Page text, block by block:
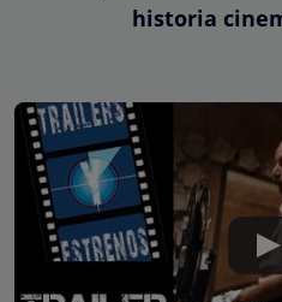
historia